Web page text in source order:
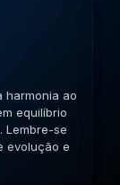
Mantenha
e trocas de
a chave.
jornada de